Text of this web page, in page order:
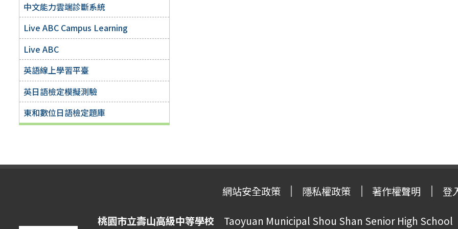
中文能力雲端診斷系統
Live ABC Campus Learning
Live ABC
英語線上學習平臺
英日語檢定模擬測驗
東和數位日語檢定題庫
網站安全政策 隱私權政策 著作權聲明 登
桃園市立壽山高級中等學校 Taoyuan Municipal Shou Shan Senior High School